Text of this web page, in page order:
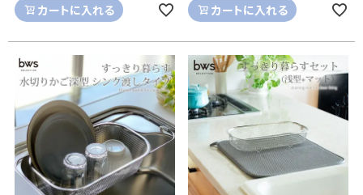
カートに入れる カートに入れる